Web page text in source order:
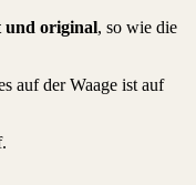
und original, so wie die
auf der Waage ist auf